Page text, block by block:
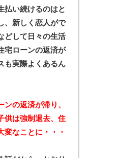
払い続けるのはと
、新しく恋人がで
どして日々の生活
宅ローンの返済が
も実際よくあるん
ンの返済が滞り、
供は強制退去、住
変なことに・・・